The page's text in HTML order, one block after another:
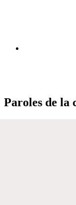
Paroles de la